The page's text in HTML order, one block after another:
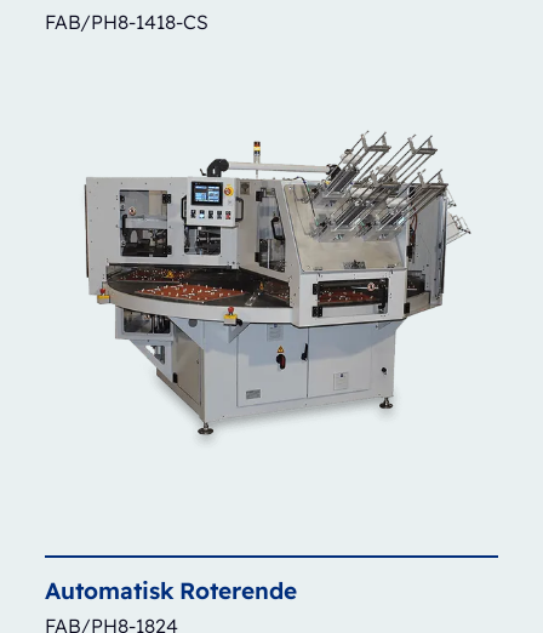
FAB/PH8-1418-CS
Automatisk Roterende
FAB/PH8-1824